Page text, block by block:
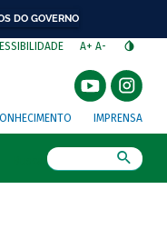
DO GOVERNO
A+ A-
IMPRENSA